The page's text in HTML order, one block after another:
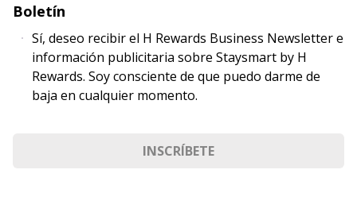
Boletín
Sí, deseo recibir el H Rewards Business Newsletter e
información publicitaria sobre Staysmart by H
Rewards. Soy consciente de que puedo darme de
baja en cualquier momento.
INSCRÍBETE